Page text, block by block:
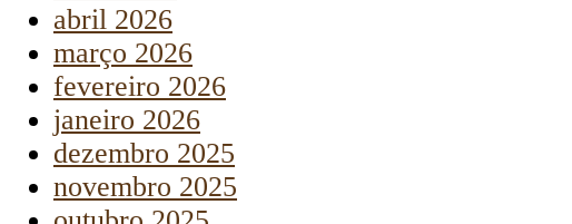
abril 2026
março 2026
fevereiro 2026
janeiro 2026
dezembro 2025
novembro 2025